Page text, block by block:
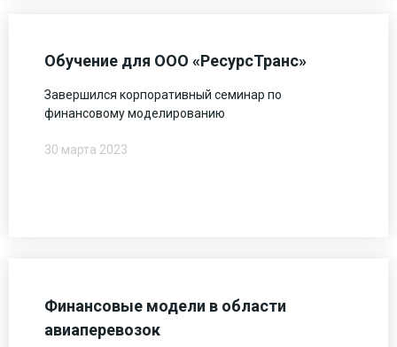
Обучение для ООО «РесурсТранс»
Завершился корпоративный семинар по
финансовому моделированию
30 марта 2023
Финансовые модели в области
авиаперевозок